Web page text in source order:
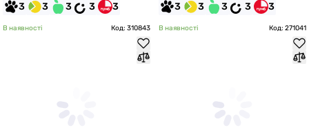
3 3 3 3 3 3 3 3 3 3
В наявності Код: 310843 В наявності Код: 271041